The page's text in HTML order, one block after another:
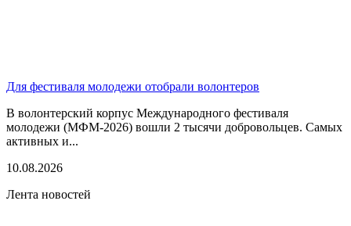
Для фестиваля молодежи отобрали волонтеров
В волонтерский корпус Международного фестиваля
молодежи (МФМ-2026) вошли 2 тысячи добровольцев. Самых
активных и...
10.08.2026
Лента новостей